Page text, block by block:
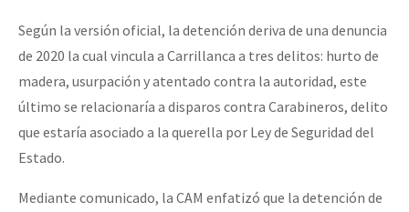
Según la versión oficial, la detención deriva de una denuncia
de 2020 la cual vincula a Carrillanca a tres delitos: hurto de
madera, usurpación y atentado contra la autoridad, este
último se relacionaría a disparos contra Carabineros, delito
que estaría asociado a la querella por Ley de Seguridad del
Estado.
Mediante comunicado, la CAM enfatizó que la detención de